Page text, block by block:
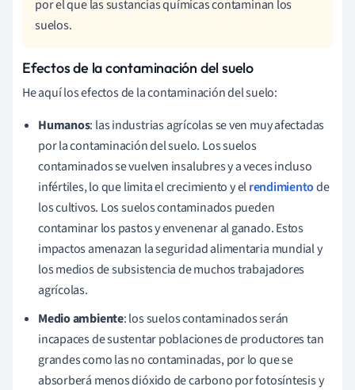
por el que las sustancias químicas contaminan los
suelos.
Efectos de la contaminación del suelo
He aquí los efectos de la contaminación del suelo:
Humanos: las industrias agrícolas se ven muy afectadas
por la contaminación del suelo. Los suelos
contaminados se vuelven insalubres y a veces incluso
infértiles, lo que limita el crecimiento y elrendimientode
los cultivos. Los suelos contaminados pueden
contaminar los pastos y envenenar al ganado. Estos
impactos amenazan la seguridad alimentaria mundial y
los medios de subsistencia de muchos trabajadores
agrícolas.
Medio ambiente: los suelos contaminados serán
incapaces de sustentar poblaciones de productores tan
grandes como las no contaminadas, por lo que se
absorberá menos dióxido de carbono por fotosíntesis y